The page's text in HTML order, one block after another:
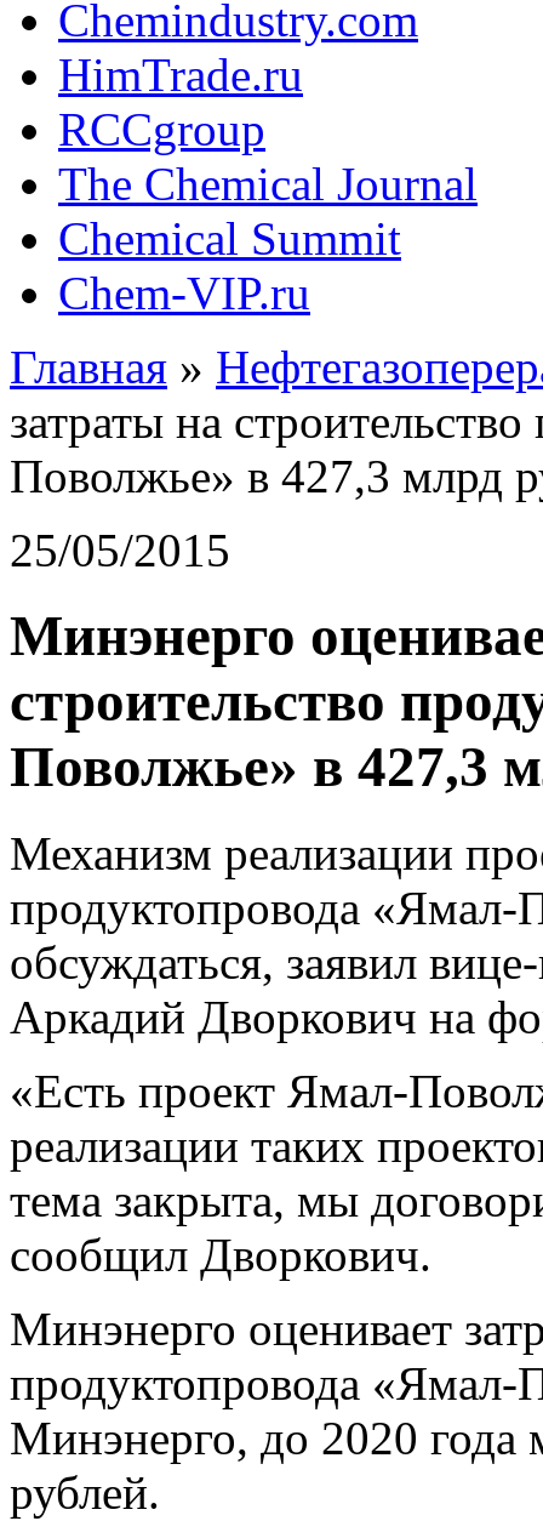
Chemindustry.com
HimTrade.ru
RCCgroup
The Chemical Journal
Chemical Summit
Chem-VIP.ru
Главная »
затраты на
Поволжье» в 427,3 млрд
25/05/2015
Минэнерго
строительство
Поволжье» в 427,3
Механизм реализации
продуктопровода «Ямал-
обсуждаться, заявил
Аркадий Дворкович на
«Есть проект Ямал-
реализации таких
тема закрыта, мы
сообщил Дворкович.
Минэнерго оценивает
продуктопровода
Минэнерго, до 2020 года
рублей.